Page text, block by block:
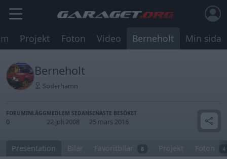
Projekt Foton Video Berneholt Min sida
Berneholt
Söderhamn
FORUMINLÄGG
0
MEDLEM SEDAN
22 juli 2008
SENASTE BESÖKET
25 mars 2016
Presentation Bilar Favoritbilar 8 Projekt Foton 4